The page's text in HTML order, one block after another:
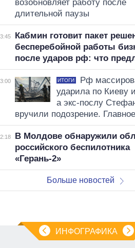
возобновляет работу после
длительной паузы
Кабмин готовит пакет
бесперебойной работы
после ударов рф: что
ИТОГИ
Рф
ударила по Киеву
а экс-послу
вручили подозрение.
В Молдове обнаружили
российского беспилотника
«Герань-2»
Больше новостей
ИНФОГРАФИКА